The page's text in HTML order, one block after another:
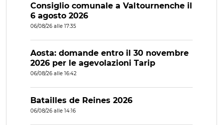
Consiglio comunale a Valtournenche il
6 agosto 2026
06/08/26 alle 17:35
Aosta: domande entro il 30 novembre
2026 per le agevolazioni Tarip
06/08/26 alle 16:42
Batailles de Reines 2026
06/08/26 alle 14:16